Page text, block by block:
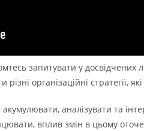
запитувати у
організаційні стратегії,
аналізувати та
вплив змін в цьому